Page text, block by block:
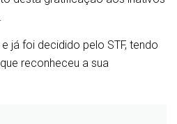
já foi decidido pelo STF, tendo
reconheceu a sua